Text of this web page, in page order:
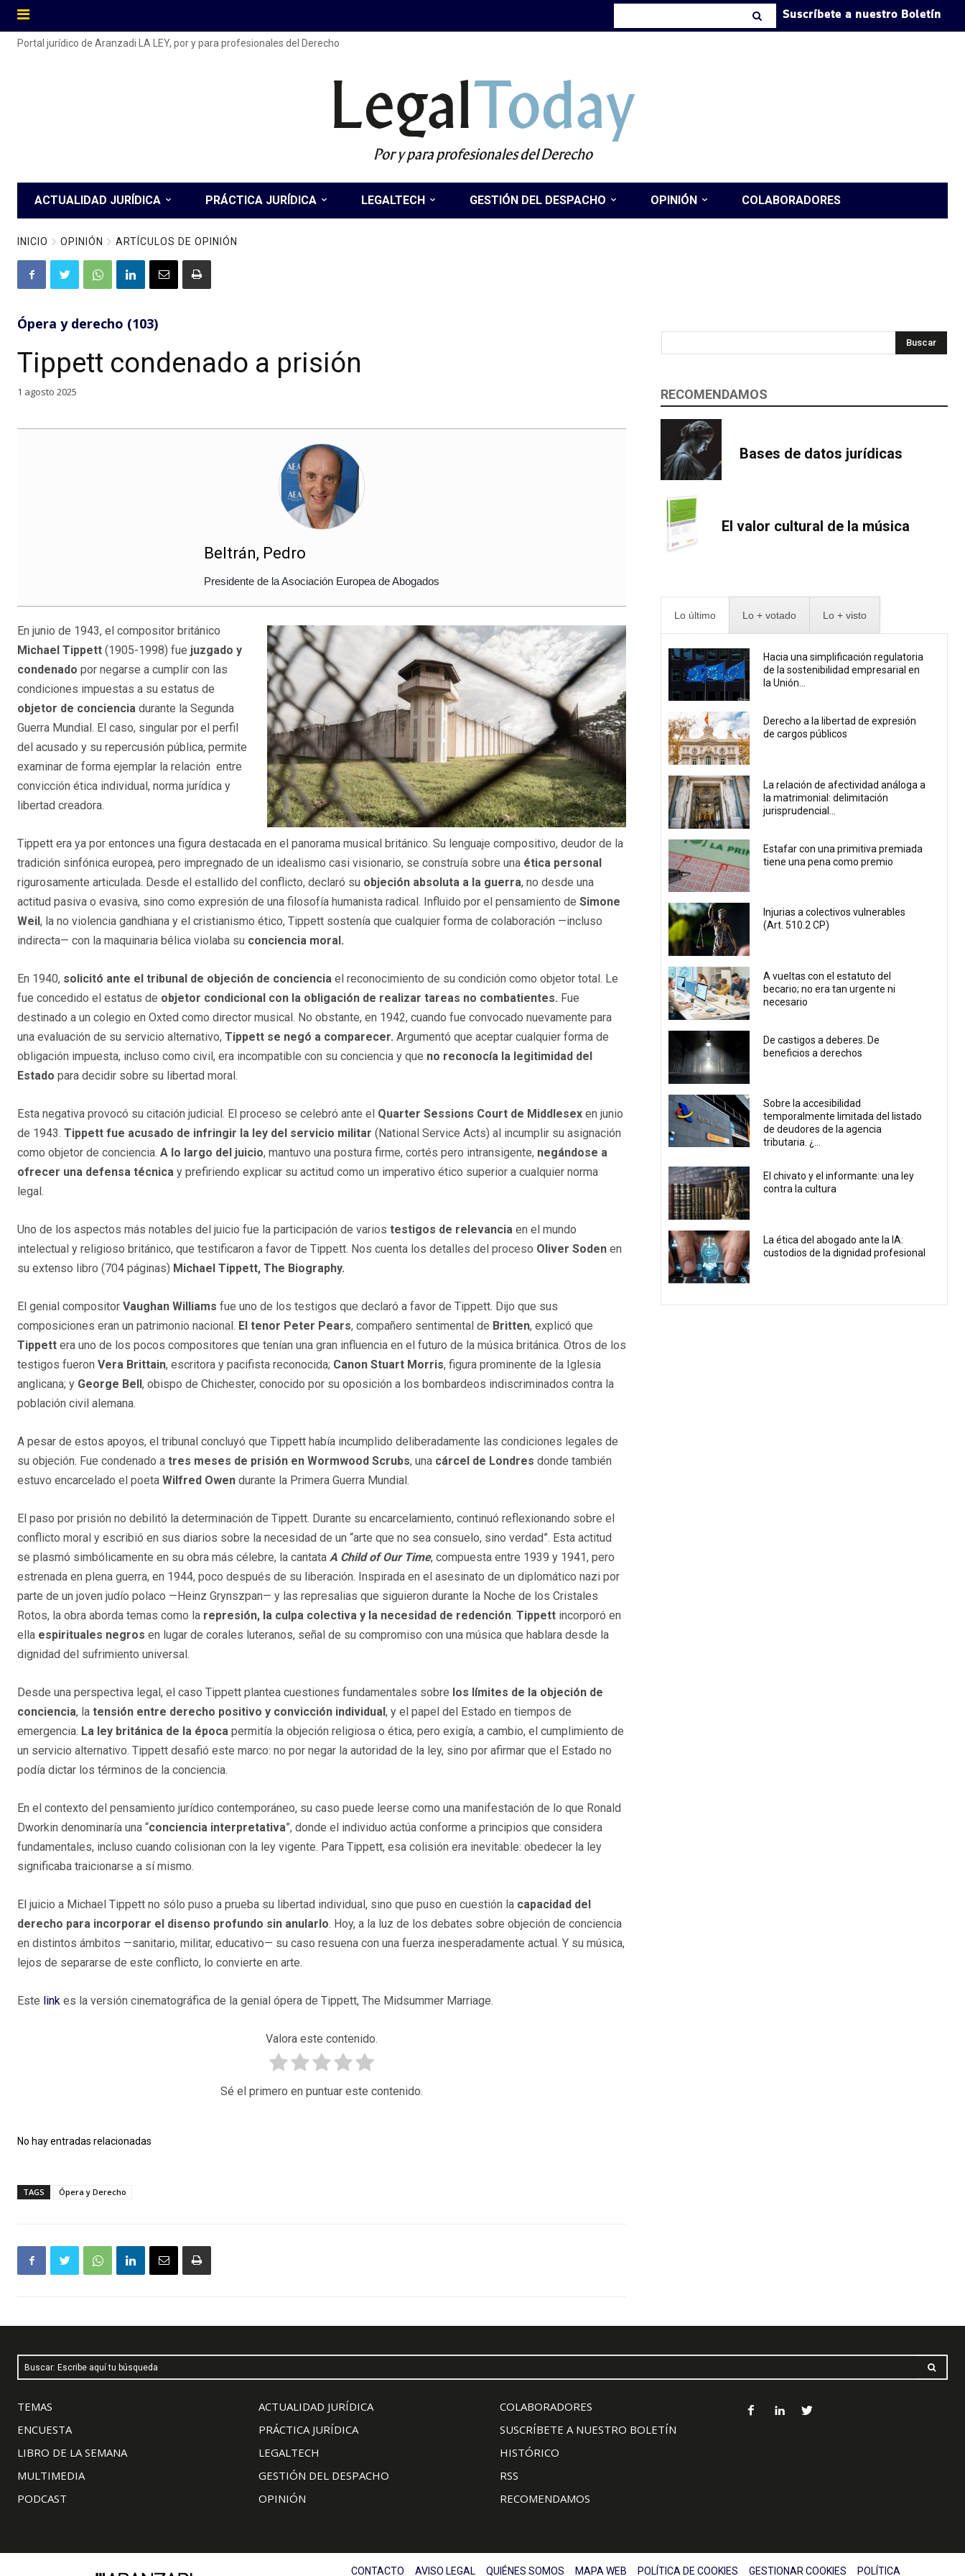
Suscríbete a nuestro Boletín
Portal jurídico de Aranzadi LA LEY, por y para profesionales del Derecho
LegalToday
Por y para profesionales del Derecho
ACTUALIDAD JURÍDICA PRÁCTICA JURÍDICA LEGALTECH GESTIÓN DEL DESPACHO OPINIÓN COLABORADORES
INICIO OPINIÓN ARTÍCULOS DE OPINIÓN
Ópera y derecho (103)
Tippett condenado a prisión
1 agosto 2025
Beltrán, Pedro
Presidente de la Asociación Europea de Abogados
En junio de 1943, el compositor británico
Michael Tippett (1905-1998) fue juzgado y
condenado por negarse a cumplir con las
condiciones impuestas a su estatus de
objetor de conciencia durante la Segunda
Guerra Mundial. El caso, singular por el perfil
del acusado y su repercusión pública, permite
examinar de forma ejemplar la relación entre
convicción ética individual, norma jurídica y
libertad creadora.
Tippett era ya por entonces una figura destacada en el panorama musical británico. Su lenguaje compositivo, deudor de la
tradición sinfónica europea, pero impregnado de un idealismo casi visionario, se construía sobre una ética personal
rigurosamente articulada. Desde el estallido del conflicto, declaró su objeción absoluta a la guerra, no desde una
actitud pasiva o evasiva, sino como expresión de una filosofía humanista radical. Influido por el pensamiento de Simone
Weil, la no violencia gandhiana y el cristianismo ético, Tippett sostenía que cualquier forma de colaboración —incluso
indirecta— con la maquinaria bélica violaba su conciencia moral.
En 1940, solicitó ante el tribunal de objeción de conciencia el reconocimiento de su condición como objetor total. Le
fue concedido el estatus de objetor condicional con la obligación de realizar tareas no combatientes. Fue
destinado a un colegio en Oxted como director musical. No obstante, en 1942, cuando fue convocado nuevamente para
una evaluación de su servicio alternativo, Tippett se negó a comparecer. Argumentó que aceptar cualquier forma de
obligación impuesta, incluso como civil, era incompatible con su conciencia y que no reconocía la legitimidad del
Estado para decidir sobre su libertad moral.
Esta negativa provocó su citación judicial. El proceso se celebró ante el Quarter Sessions Court de Middlesex en junio
de 1943. Tippett fue acusado de infringir la ley del servicio militar (National Service Acts) al incumplir su asignación
como objetor de conciencia. A lo largo del juicio, mantuvo una postura firme, cortés pero intransigente, negándose a
ofrecer una defensa técnica y prefiriendo explicar su actitud como un imperativo ético superior a cualquier norma
legal.
Uno de los aspectos más notables del juicio fue la participación de varios testigos de relevancia en el mundo
intelectual y religioso británico, que testificaron a favor de Tippett. Nos cuenta los detalles del proceso Oliver Soden en
su extenso libro (704 páginas) Michael Tippett, The Biography.
El genial compositor Vaughan Williams fue uno de los testigos que declaró a favor de Tippett. Dijo que sus
composiciones eran un patrimonio nacional. El tenor Peter Pears, compañero sentimental de Britten, explicó que
Tippett era uno de los pocos compositores que tenían una gran influencia en el futuro de la música británica. Otros de los
testigos fueron Vera Brittain, escritora y pacifista reconocida; Canon Stuart Morris, figura prominente de la Iglesia
anglicana; y George Bell, obispo de Chichester, conocido por su oposición a los bombardeos indiscriminados contra la
población civil alemana.
A pesar de estos apoyos, el tribunal concluyó que Tippett había incumplido deliberadamente las condiciones legales de
su objeción. Fue condenado a tres meses de prisión en Wormwood Scrubs, una cárcel de Londres donde también
estuvo encarcelado el poeta Wilfred Owen durante la Primera Guerra Mundial.
El paso por prisión no debilitó la determinación de Tippett. Durante su encarcelamiento, continuó reflexionando sobre el
conflicto moral y escribió en sus diarios sobre la necesidad de un “arte que no sea consuelo, sino verdad”. Esta actitud
se plasmó simbólicamente en su obra más célebre, la cantata A Child of Our Time, compuesta entre 1939 y 1941, pero
estrenada en plena guerra, en 1944, poco después de su liberación. Inspirada en el asesinato de un diplomático nazi por
parte de un joven judío polaco —Heinz Grynszpan— y las represalias que siguieron durante la Noche de los Cristales
Rotos, la obra aborda temas como la represión, la culpa colectiva y la necesidad de redención. Tippett incorporó en
ella espirituales negros en lugar de corales luteranos, señal de su compromiso con una música que hablara desde la
dignidad del sufrimiento universal.
Desde una perspectiva legal, el caso Tippett plantea cuestiones fundamentales sobre los límites de la objeción de
conciencia, la tensión entre derecho positivo y convicción individual, y el papel del Estado en tiempos de
emergencia. La ley británica de la época permitía la objeción religiosa o ética, pero exigía, a cambio, el cumplimiento de
un servicio alternativo. Tippett desafió este marco: no por negar la autoridad de la ley, sino por afirmar que el Estado no
podía dictar los términos de la conciencia.
En el contexto del pensamiento jurídico contemporáneo, su caso puede leerse como una manifestación de lo que Ronald
Dworkin denominaría una “conciencia interpretativa”, donde el individuo actúa conforme a principios que considera
fundamentales, incluso cuando colisionan con la ley vigente. Para Tippett, esa colisión era inevitable: obedecer la ley
significaba traicionarse a sí mismo.
El juicio a Michael Tippett no sólo puso a prueba su libertad individual, sino que puso en cuestión la capacidad del
derecho para incorporar el disenso profundo sin anularlo. Hoy, a la luz de los debates sobre objeción de conciencia
en distintos ámbitos —sanitario, militar, educativo— su caso resuena con una fuerza inesperadamente actual. Y su música,
lejos de separarse de este conflicto, lo convierte en arte.
Este link es la versión cinematográfica de la genial ópera de Tippett, The Midsummer Marriage.
Valora este contenido.
Sé el primero en puntuar este contenido.
No hay entradas relacionadas
TAGS Ópera y Derecho
Buscar
RECOMENDAMOS
Bases de datos jurídicas
El valor cultural de la música
Lo último Lo + votado Lo + visto
Hacia una simplificación regulatoria
de la sostenibilidad empresarial en
la Unión...
Derecho a la libertad de expresión
de cargos públicos
La relación de afectividad análoga a
la matrimonial: delimitación
jurisprudencial...
Estafar con una primitiva premiada
tiene una pena como premio
Injurias a colectivos vulnerables
(Art. 510.2 CP)
A vueltas con el estatuto del
becario; no era tan urgente ni
necesario
De castigos a deberes. De
beneficios a derechos
Sobre la accesibilidad
temporalmente limitada del listado
de deudores de la agencia
tributaria. ¿...
El chivato y el informante: una ley
contra la cultura
La ética del abogado ante la IA:
custodios de la dignidad profesional
Buscar: Escribe aquí tu búsqueda
TEMAS
ENCUESTA
LIBRO DE LA SEMANA
MULTIMEDIA
PODCAST
ACTUALIDAD JURÍDICA
PRÁCTICA JURÍDICA
LEGALTECH
GESTIÓN DEL DESPACHO
OPINIÓN
COLABORADORES
SUSCRÍBETE A NUESTRO BOLETÍN
HISTÓRICO
RSS
RECOMENDAMOS
CONTACTO AVISO LEGAL QUIÉNES SOMOS MAPA WEB POLÍTICA DE COOKIES GESTIONAR COOKIES POLÍTICA